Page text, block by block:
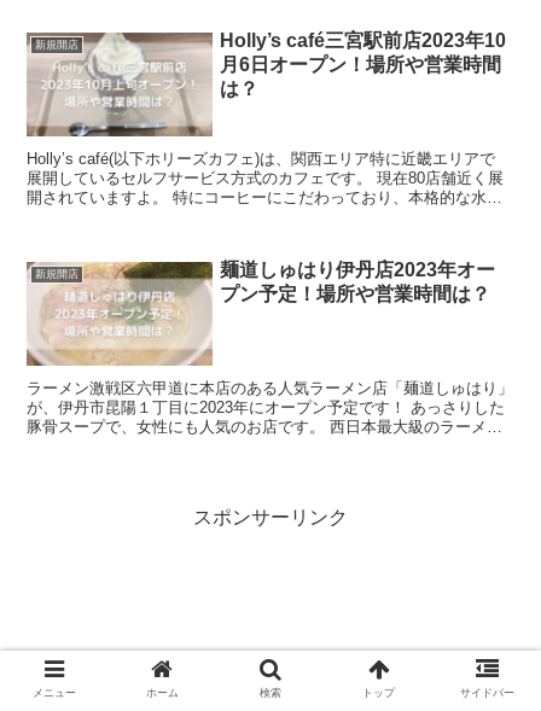
新規開店
Holly’s café三宮駅前店2023年10
月6日オープン！場所や営業時間
は？
Holly’s café(以下ホリーズカフェ)は、関西エリア特に近畿エリアで
展開しているセルフサービス方式のカフェです。 現在80店舗近く展
開されていますよ。 特にコーヒーにこだわっており、本格的な水出
新規開店
麺道しゅはり伊丹店2023年オー
プン予定！場所や営業時間は？
ラーメン激戦区六甲道に本店のある人気ラーメン店「麺道しゅはり」
が、伊丹市昆陽１丁目に2023年にオープン予定です！ あっさりした
豚骨スープで、女性にも人気のお店です。 西日本最大級のラーメン
スポンサーリンク
メニュー ホーム 検索 トップ サイドバー